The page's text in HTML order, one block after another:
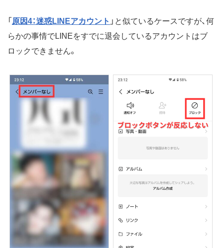
「 原因4：迷惑LINEアカウント 」と似ているケースですが、何
らかの事情でLINEをすでに退会しているアカウントはブ
ロックできません。